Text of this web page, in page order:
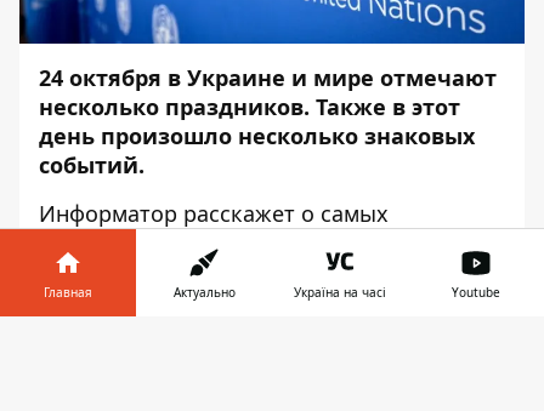
24 октября в Украине и мире отмечают
несколько праздников. Также в этот
день произошло несколько знаковых
событий.
Информатор расскажет о самых
интересных фактах о них.
В МИРЕ В ЭТОТ ДЕНЬ ПРАЗДНУЮТ
Главная Актуально Україна на часі Youtube